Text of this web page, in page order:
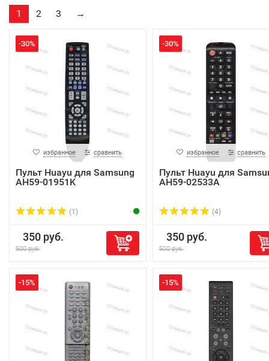
1 2 3 →
-30%
избранное сравнить
Пульт Huayu для Samsung
AH59-01951K
(1)
350 руб.
500 руб.
-30%
избранное сравнить
Пульт Huayu для
AH59-02533A
(4)
350 руб.
500 руб.
-15% -15%